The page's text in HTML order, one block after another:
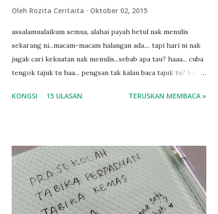
Oleh Rozita Ceritaita Oktober 02, 2015
assalamualaikum semua, alahai payah betul nak menulis
sekarang ni...macam-macam halangan ada.... tapi hari ni nak
jugak cari kekuatan nak menulis...sebab apa tau? haaa... cuba
tengok tajuk tu haa... pengsan tak kalau baca tajuk tu? kalau
tau? yang sebut tu anak aku....diulangi ANAK AKU ....adoiiii
balik keja aku ajak la shah singgah Giant beli barang
sikit...dalam perjalanan dari dalam kereta tu biasalah kan
kami memang akan pimpin anak-anak jalan sampai masuk
dalam... dan kebiasanya bagi anak 4 macam kami ni bahagi-
bahagi lah siapa nak pimpin siapa... dan biasanya aku akan
KONGSI 15 ULASAN TERUSKAN MEMBACA »